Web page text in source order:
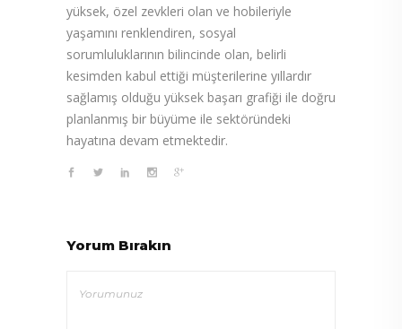
yüksek, özel zevkleri olan ve hobileriyle
yaşamını renklendiren, sosyal
sorumluluklarının bilincinde olan, belirli
kesimden kabul ettiği müşterilerine yıllardır
sağlamış olduğu yüksek başarı grafiği ile doğru
planlanmış bir büyüme ile sektöründeki
hayatına devam etmektedir.
Yorum Bırakın